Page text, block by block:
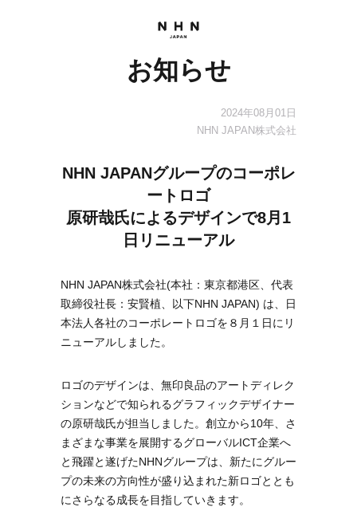
お知らせ
2024年08月01日
NHN JAPAN株式会社
NHN JAPANグループのコーポレ
ートロゴ
原研哉氏によるデザインで8月1
日リニューアル
NHN JAPAN株式会社(本社：東京都港区、代表
取締役社長：安賢植、以下NHN JAPAN) は、日
本法人各社のコーポレートロゴを８月１日にリ
ニューアルしました。
ロゴのデザインは、無印良品のアートディレク
ションなどで知られるグラフィックデザイナー
の原研哉氏が担当しました。創立から10年、さ
まざまな事業を展開するグローバルICT企業へ
と飛躍と遂げたNHNグループは、新たにグルー
プの未来の方向性が盛り込まれた新ロゴととも
にさらなる成長を目指していきます。